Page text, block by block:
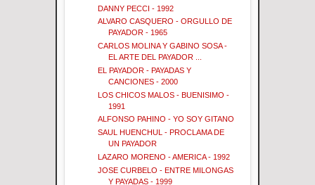
DANNY PECCI - 1992
ALVARO CASQUERO - ORGULLO DE
PAYADOR - 1965
CARLOS MOLINA Y GABINO SOSA -
EL ARTE DEL PAYADOR ...
EL PAYADOR - PAYADAS Y
CANCIONES - 2000
LOS CHICOS MALOS - BUENISIMO -
1991
ALFONSO PAHINO - YO SOY GITANO
SAUL HUENCHUL - PROCLAMA DE
UN PAYADOR
LAZARO MORENO - AMERICA - 1992
JOSE CURBELO - ENTRE MILONGAS
Y PAYADAS - 1999